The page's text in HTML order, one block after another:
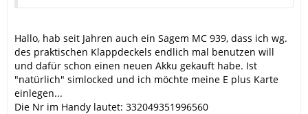
Hallo, hab seit Jahren auch ein Sagem MC 939, dass ich wg.
des praktischen Klappdeckels endlich mal benutzen will
und dafür schon einen neuen Akku gekauft habe. Ist
"natürlich" simlocked und ich möchte meine E plus Karte
einlegen...
Die Nr im Handy lautet: 332049351996560